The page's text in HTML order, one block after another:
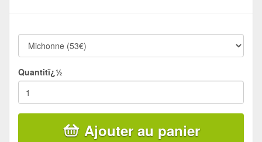
Quantitï¿½
Ajouter au panier